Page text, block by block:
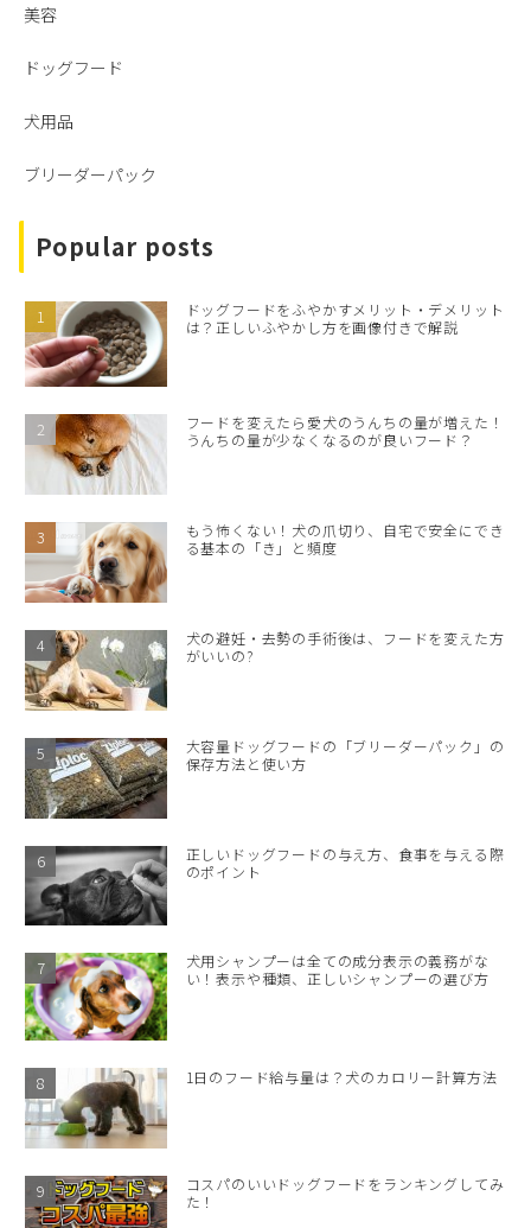
美容
ドッグフード
犬用品
ブリーダーパック
Popular posts
ドッグフードをふやかすメリット・デメリット
は？正しいふやかし方を画像付きで解説
フードを変えたら愛犬のうんちの量が増えた！
うんちの量が少なくなるのが良いフード？
もう怖くない！犬の爪切り、自宅で安全にでき
る基本の「き」と頻度
犬の避妊・去勢の手術後は、フードを変えた方
がいいの?
大容量ドッグフードの「ブリーダーパック」の
保存方法と使い方
正しいドッグフードの与え方、食事を与える際
のポイント
犬用シャンプーは全ての成分表示の義務がな
い！表示や種類、正しいシャンプーの選び方
1日のフード給与量は？犬のカロリー計算方法
コスパのいいドッグフードをランキングしてみ
た！